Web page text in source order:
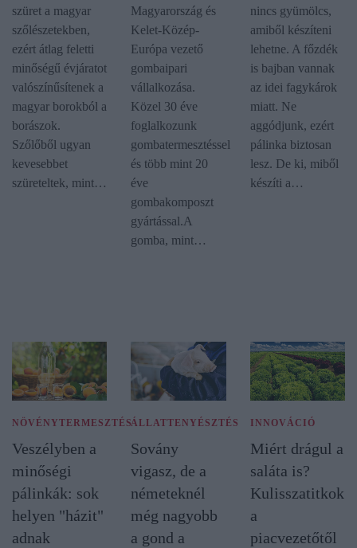
szüret a magyar
szőlészetekben,
ezért átlag feletti
minőségű évjáratot
valószínűsítenek a
magyar borokból a
borászok.
Szőlőből ugyan
kevesebbet
szüreteltek, mint…
Magyarország és
Kelet-Közép-
Európa vezető
gombaipari
vállalkozása.
Közel 30 éve
foglalkozunk
gombatermesztéssel
és több mint 20
éve
gombakomposzt
gyártással.A
gomba, mint…
nincs gyümölcs,
amiből készíteni
lehetne. A főzdék
is bajban vannak
az idei fagykárok
miatt. Ne
aggódjunk, ezért
pálinka biztosan
lesz. De ki, miből
készíti a…
NÖVÉNYTERMESZTÉS
Veszélyben a
minőségi
pálinkák: sok
helyen "házit"
adnak
ÁLLATTENYÉSZTÉS
Sovány
vigasz, de a
németeknél
még nagyobb
a gond a
INNOVÁCIÓ
Miért drágul a
saláta is?
Kulisszatitkok
a
piacvezetőtől